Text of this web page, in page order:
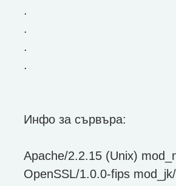
.
.
.
.
Инфо за сървъра:
Apache/2.2.15 (Unix)
OpenSSL/1.0.0-fips